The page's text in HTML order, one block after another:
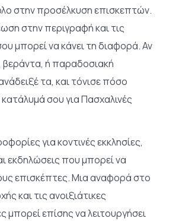
στην προσέλκυση επισκεπτών.
στην περιγραφή και τις
μπορεί να κάνει τη διαφορά. Αν
βεράντα, ή παραδοσιακή
τα, και τόνισε πόσο
κατάλυμά σου για Πασχαλινές
για κοντινές εκκλησίες,
εκδηλώσεις που μπορεί να
επισκέπτες. Μια αναφορά στο
και τις ανοιξιάτικες
μπορεί επίσης να λειτουργήσει